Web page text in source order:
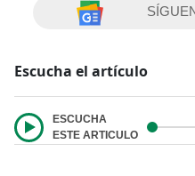
Escucha el artículo
ESCUCHA
ESTE ARTICULO